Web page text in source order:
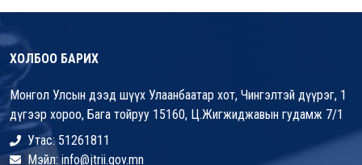
ХОЛБОО БАРИХ
Монгол Улсын дээд шүүх Улаанбаатар хот, Чингэлтэй дүүрэг, 1
дүгээр хороо, Бага тойруу 15160, Ц.Жигжиджавын гудамж 7/1
Утас: 51261811
Мэйл: info@jtrii.gov.mn